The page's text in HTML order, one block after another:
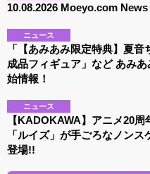
10.08.2026 Moeyo.com News
ニュース
「【あみあみ限定特典】夏
成品フィギュア」など あみ
始情報！
ニュース
【KADOKAWA】アニメ20
「ルイズ」が手ごろなノン
登場!!